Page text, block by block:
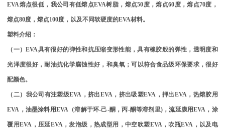
EVA熔点很低，我公司有低熔点EVA树脂，熔点50度，熔点60度，熔点70度，
熔点80度，熔点100度，以及不同软硬度的EVA材料。
塑料介绍：
（一）EVA具有很好的弹性和抗压缩变形性能，具有橡胶般的弹性，透明度和
光泽度很好，耐油抗化学腐蚀性好，和臭氧；可以符合食品级环保要求，很好
配颜色。
（二）我公司有注塑级EVA ，挤出EVA ，挤出吸塑EVA ，押出EVA ，热熔胶用
EVA ，油墨涂料用EVA （溶解于环-己-酮，丙-酮等溶剂里)，流延膜用EVA ，涂
覆用EVA ，压延EVA ，发泡级，热成型用，中空吹塑EVA ，吹瓶EVA ，以及电